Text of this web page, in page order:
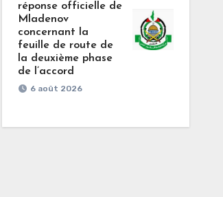
réponse officielle de
Mladenov
concernant la
feuille de route de
la deuxième phase
de l’accord
6 août 2026